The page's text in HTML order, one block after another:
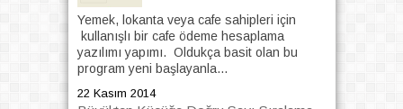
Yemek, lokanta veya cafe sahipleri için
kullanışlı bir cafe ödeme hesaplama
yazılımı yapımı. Oldukça basit olan bu
program yeni başlayanla...
22 Kasım 2014